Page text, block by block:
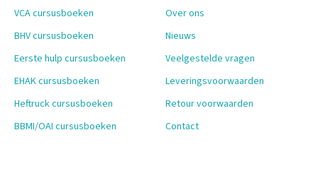
VCA cursusboeken
BHV cursusboeken
Eerste hulp cursusboeken
EHAK cursusboeken
Heftruck cursusboeken
BBMI/OAI cursusboeken
Over ons
Nieuws
Veelgestelde vragen
Leveringsvoorwaarden
Retour voorwaarden
Contact